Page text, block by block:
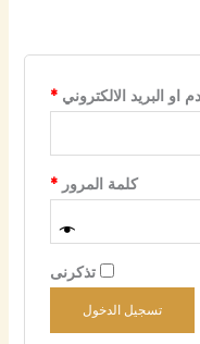
او البريد الالكتروني*
كلمة المرور*
تذكرنى
تسجيل الدخول